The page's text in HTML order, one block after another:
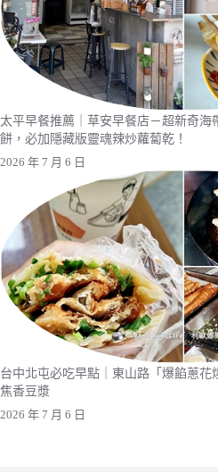
太平早餐推薦｜草安早餐店－超新奇海
餅，必加隱藏版靈魂辣炒蘿蔔乾！
2026 年 7 月 6 日
台中北屯必吃早點｜東山路「爆餡蔥花
焦香豆漿
2026 年 7 月 6 日